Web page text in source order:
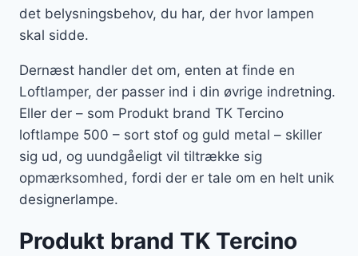
det belysningsbehov, du har, der hvor lampen
skal sidde.
Dernæst handler det om, enten at finde en
Loftlamper, der passer ind i din øvrige indretning.
Eller der – som Produkt brand TK Tercino
loftlampe 500 – sort stof og guld metal – skiller
sig ud, og uundgåeligt vil tiltrække sig
opmærksomhed, fordi der er tale om en helt unik
designerlampe.
Produkt brand TK Tercino